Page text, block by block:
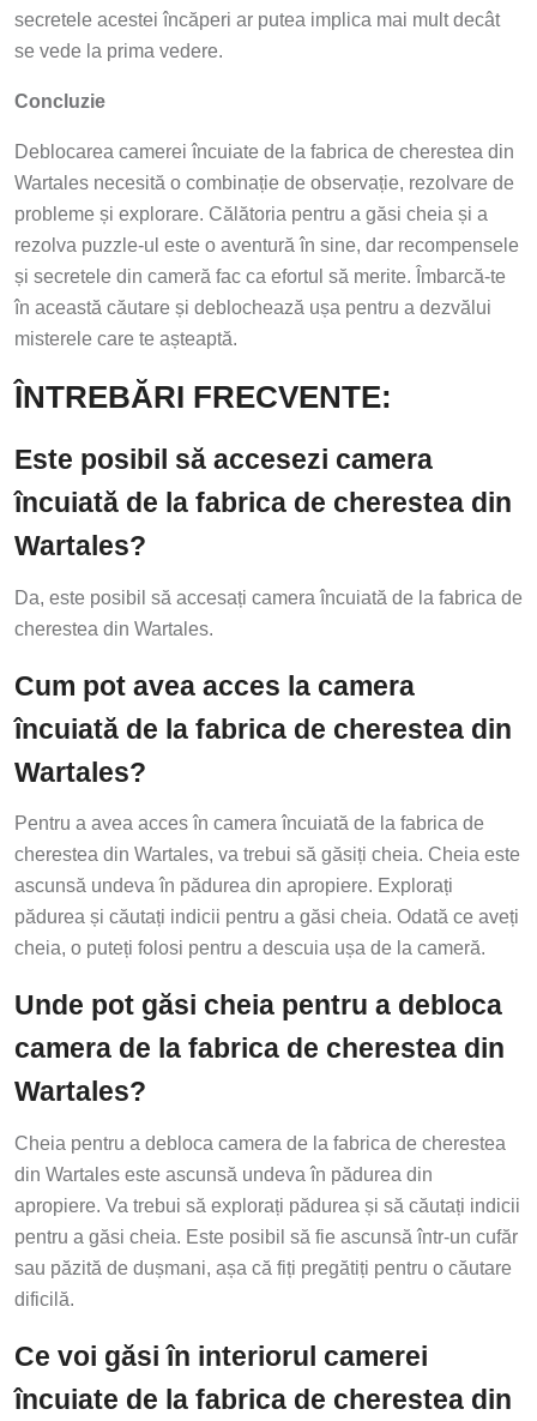
secretele acestei încăperi ar putea implica mai mult decât
se vede la prima vedere.
Concluzie
Deblocarea camerei încuiate de la fabrica de cherestea din
Wartales necesită o combinație de observație, rezolvare de
probleme și explorare. Călătoria pentru a găsi cheia și a
rezolva puzzle-ul este o aventură în sine, dar recompensele
și secretele din cameră fac ca efortul să merite. Îmbarcă-te
în această căutare și deblochează ușa pentru a dezvălui
misterele care te așteaptă.
ÎNTREBĂRI FRECVENTE:
Este posibil să accesezi camera
încuiată de la fabrica de cherestea din
Wartales?
Da, este posibil să accesați camera încuiată de la fabrica de
cherestea din Wartales.
Cum pot avea acces la camera
încuiată de la fabrica de cherestea din
Wartales?
Pentru a avea acces în camera încuiată de la fabrica de
cherestea din Wartales, va trebui să găsiți cheia. Cheia este
ascunsă undeva în pădurea din apropiere. Explorați
pădurea și căutați indicii pentru a găsi cheia. Odată ce aveți
cheia, o puteți folosi pentru a descuia ușa de la cameră.
Unde pot găsi cheia pentru a debloca
camera de la fabrica de cherestea din
Wartales?
Cheia pentru a debloca camera de la fabrica de cherestea
din Wartales este ascunsă undeva în pădurea din
apropiere. Va trebui să explorați pădurea și să căutați indicii
pentru a găsi cheia. Este posibil să fie ascunsă într-un cufăr
sau păzită de dușmani, așa că fiți pregătiți pentru o căutare
dificilă.
Ce voi găsi în interiorul camerei
încuiate de la fabrica de cherestea din